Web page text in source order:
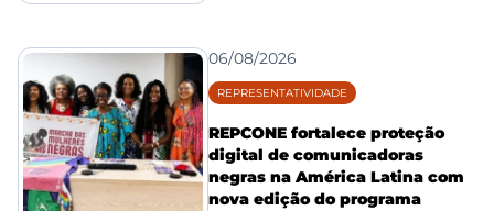
06/08/2026
REPRESENTATIVIDADE
REPCONE fortalece proteção
digital de comunicadoras
negras na América Latina com
nova edição do programa